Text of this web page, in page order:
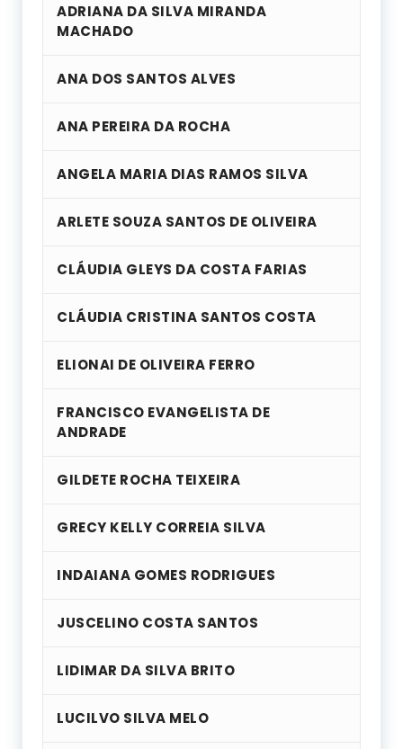
ADRIANA DA SILVA MIRANDA
MACHADO
ANA DOS SANTOS ALVES
ANA PEREIRA DA ROCHA
ANGELA MARIA DIAS RAMOS SILVA
ARLETE SOUZA SANTOS DE OLIVEIRA
CLÁUDIA GLEYS DA COSTA FARIAS
CLÁUDIA CRISTINA SANTOS COSTA
ELIONAI DE OLIVEIRA FERRO
FRANCISCO EVANGELISTA DE
ANDRADE
GILDETE ROCHA TEIXEIRA
GRECY KELLY CORREIA SILVA
INDAIANA GOMES RODRIGUES
JUSCELINO COSTA SANTOS
LIDIMAR DA SILVA BRITO
LUCILVO SILVA MELO